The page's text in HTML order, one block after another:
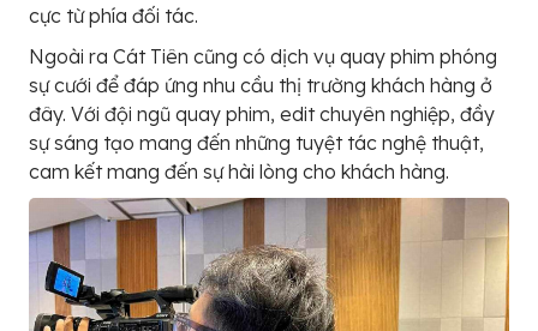
cực từ phía đối tác.
Ngoài ra Cát Tiên cũng có dịch vụ quay phim phóng
sự cưới để đáp ứng nhu cầu thị trường khách hàng ở
đây. Với đội ngũ quay phim, edit chuyên nghiệp, đầy
sự sáng tạo mang đến những tuyệt tác nghệ thuật,
cam kết mang đến sự hài lòng cho khách hàng.